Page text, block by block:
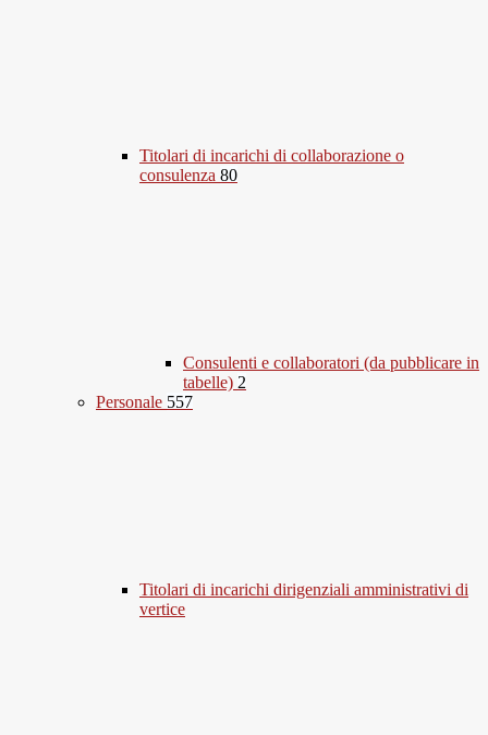
Titolari di incarichi di collaborazione o
consulenza 80
Consulenti e collaboratori (da pubblicare in
tabelle) 2
Personale 557
Titolari di incarichi dirigenziali amministrativi di
vertice